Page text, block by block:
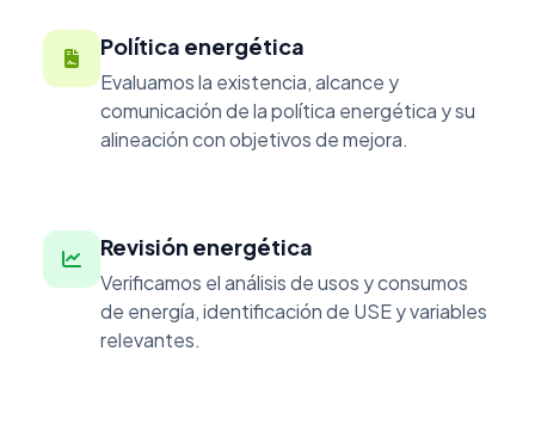
Política energética
Evaluamos la existencia, alcance y
comunicación de la política energética y su
alineación con objetivos de mejora.
Revisión energética
Verificamos el análisis de usos y consumos
de energía, identificación de USE y variables
relevantes.